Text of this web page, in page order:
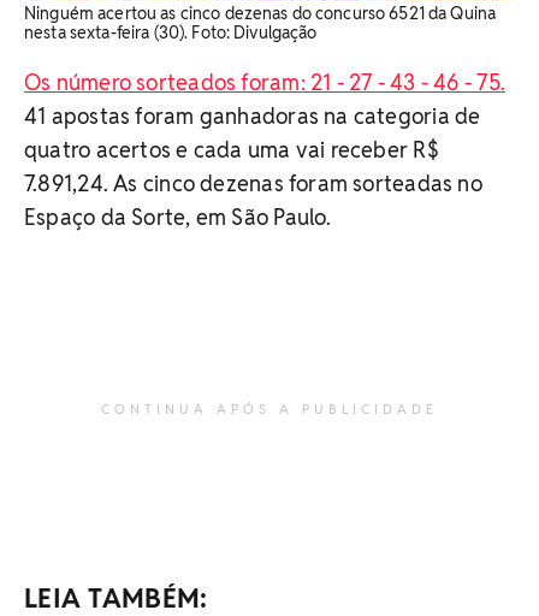
Ninguém acertou as cinco dezenas do concurso 6521 da Quina
nesta sexta-feira (30). Foto: Divulgação
Os número sorteados foram: 21 - 27 - 43 - 46 - 75.
41 apostas foram ganhadoras na categoria de
quatro acertos e cada uma vai receber R$
7.891,24. As cinco dezenas foram sorteadas no
Espaço da Sorte, em São Paulo.
CONTINUA APÓS A PUBLICIDADE
LEIA TAMBÉM: